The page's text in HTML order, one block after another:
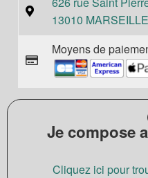
13010 MARSEILLE
Moyens de
Je compose
Cliquez ici pour